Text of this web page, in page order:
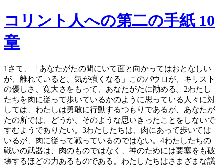
コリント人への第二の手紙 10
章
1 さて、「あなたがたの間にいて面と向かってはおとなしい
が、離れていると、気が強くなる」このパウロが、キリスト
の優しさ、寛大さをもって、あなたがたに勧める。 2わたし
たちを肉に従って歩いているかのように思っている人々に対
しては、わたしは勇敢に行動するつもりであるが、あなたが
たの所では、どうか、そのような思いきったことをしないで
すむようでありたい。 3わたしたちは、肉にあって歩いては
いるが、肉に従って戦っているのではない。 4わたしたちの
戦いの武器は、肉のものではなく、神のためには要塞をも破
壊するほどの力あるものである。わたしたちはさまざまな議